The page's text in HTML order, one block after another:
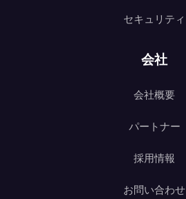
セキュリティ
会社
会社概要
パートナー
採用情報
お問い合わせ